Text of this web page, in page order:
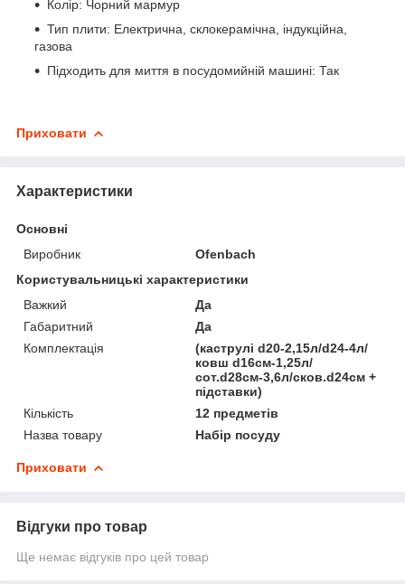
Колір: Чорний мармур
Тип плити: Електрична, склокерамічна, індукційна,
газова
Підходить для миття в посудомийній машині: Так
Приховати
Характеристики
Основні
Виробник
Ofenbach
Користувальницькі характеристики
Важкий
Да
Габаритний
Да
Комплектація
(каструлі d20-2,15л/d24-4л/
ковш d16см-1,25л/
сот.d28см-3,6л/сков.d24см +
підставки)
Кількість
12 предметів
Назва товару
Набір посуду
Приховати
Відгуки про товар
Ще немає відгуків про цей товар